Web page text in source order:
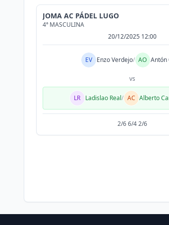
JOMA AC PÁDEL LUGO
4ª MASCULINA
20/12/2025 12:00
EV Enzo Verdejo/ AO Antón
vs
LR Ladislao Real/ AC Alberto
2/6 6/4 2/6